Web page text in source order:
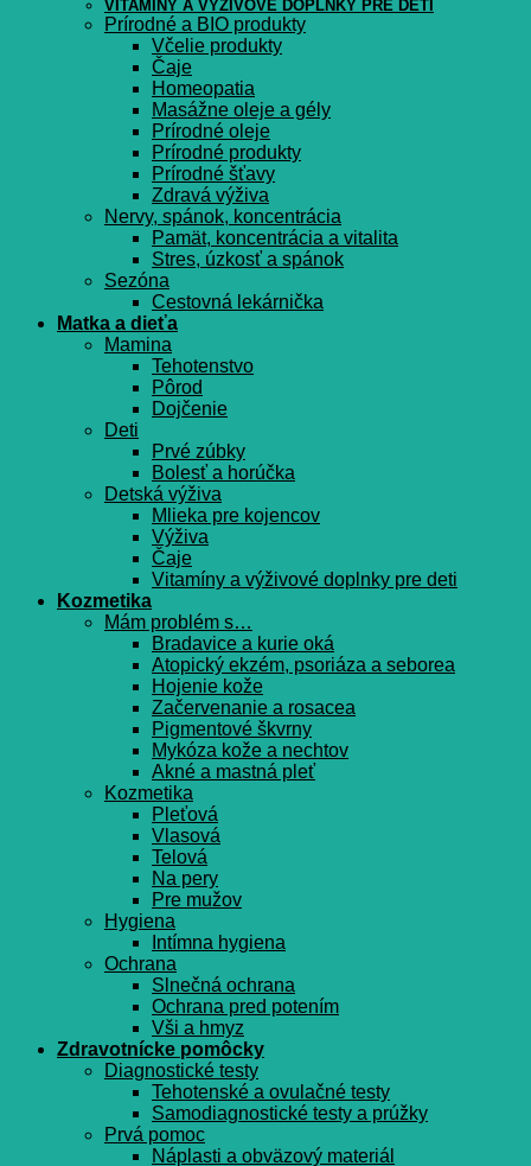
VITAMÍNY A VÝŽIVOVÉ DOPLNKY PRE DETI
Prírodné a BIO produkty
Včelie produkty
Čaje
Homeopatia
Masážne oleje a gély
Prírodné oleje
Prírodné produkty
Prírodné šťavy
Zdravá výživa
Nervy, spánok, koncentrácia
Pamät, koncentrácia a vitalita
Stres, úzkosť a spánok
Sezóna
Cestovná lekárnička
Matka a dieťa
Mamina
Tehotenstvo
Pôrod
Dojčenie
Deti
Prvé zúbky
Bolesť a horúčka
Detská výživa
Mlieka pre kojencov
Výživa
Čaje
Vitamíny a výživové doplnky pre deti
Kozmetika
Mám problém s…
Bradavice a kurie oká
Atopický ekzém, psoriáza a seborea
Hojenie kože
Začervenanie a rosacea
Pigmentové škvrny
Mykóza kože a nechtov
Akné a mastná pleť
Kozmetika
Pleťová
Vlasová
Telová
Na pery
Pre mužov
Hygiena
Intímna hygiena
Ochrana
Slnečná ochrana
Ochrana pred potením
Vši a hmyz
Zdravotnícke pomôcky
Diagnostické testy
Tehotenské a ovulačné testy
Samodiagnostické testy a prúžky
Prvá pomoc
Náplasti a obväzový materiál